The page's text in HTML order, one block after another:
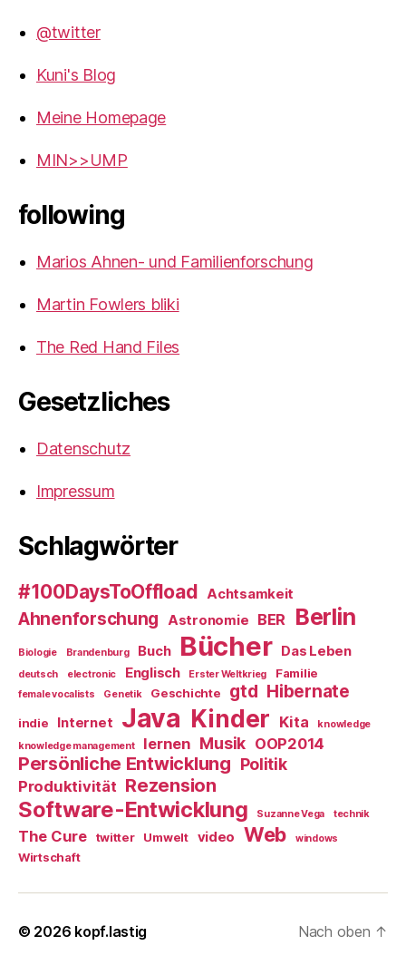
@twitter
Kuni's Blog
Meine Homepage
MIN>>UMP
following
Marios Ahnen- und Familienforschung
Martin Fowlers bliki
The Red Hand Files
Gesetzliches
Datenschutz
Impressum
Schlagwörter
#100DaysToOffload Achtsamkeit
Ahnenforschung Astronomie BER Berlin
Biologie Brandenburg Buch Bücher Das Leben
deutsch electronic Englisch Erster Weltkrieg Familie
female vocalists Genetik Geschichte gtd Hibernate
indie Internet Java Kinder Kita
knowledge
knowledge management
lernen Musik OOP2014
Persönliche Entwicklung Politik
Produktivität Rezension
Software-Entwicklung Suzanne Vega technik
The Cure twitter Umwelt video Web windows
Wirtschaft
© 2026 kopf.lastig Nach oben ↑